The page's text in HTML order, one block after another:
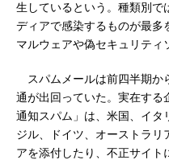
生しているという。種類別で
ディアで感染するものが最多
マルウェアや偽セキュリティ
スパムメールは前四半期か
通が出回っていた。実在する
通知スパム」は、米国、イタ
ジル、ドイツ、オーストラリ
アを添付したり、不正サイト